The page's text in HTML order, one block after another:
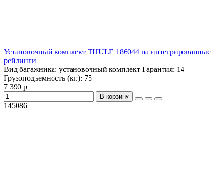
Установочный комплект THULE 186044 на интегрированные
рейлинги
Вид багажника: установочный комплект Гарантия: 14
Грузоподъемность (кг.): 75
7 390 р
В корзину
145086